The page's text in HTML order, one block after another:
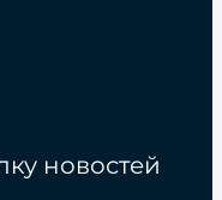
новостей